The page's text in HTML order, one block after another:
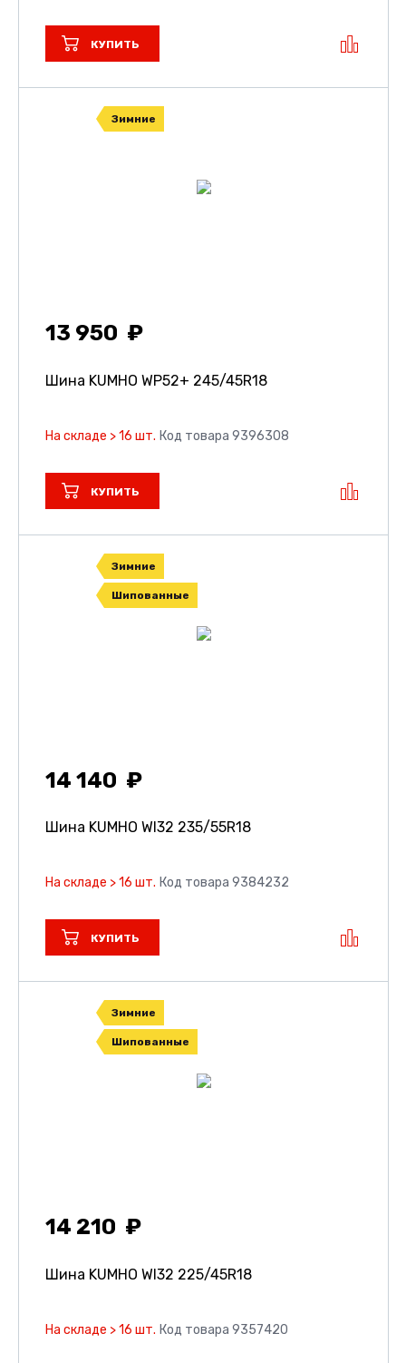
КУПИТЬ
Зимние
13 950
Шина KUMHO WP52+ 245/45R18
На складе > 16 шт. Код товара 9396308
КУПИТЬ
Зимние
Шипованные
14 140
Шина KUMHO WI32 235/55R18
На складе > 16 шт. Код товара 9384232
КУПИТЬ
Зимние
Шипованные
14 210
Шина KUMHO WI32 225/45R18
На складе > 16 шт. Код товара 9357420